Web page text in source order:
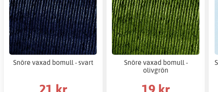
Snöre vaxad bomull - svart
Snöre vaxad bomull -
olivgrön